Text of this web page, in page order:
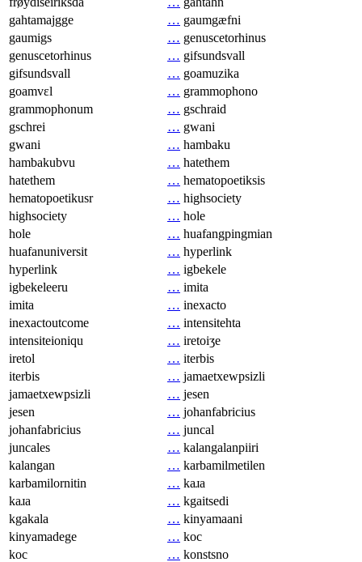
gahtamajgge
… gaumgæfni
gaumigs
… genuscetorhinus
genuscetorhinus
… gifsundsvall
gifsundsvall
… goamuzika
goamvɛl
… grammophono
grammophonum
… gschraid
gschrei
… gwani
gwani
… hambaku
hambakubvu
… hatethem
hatethem
… hematopoetiksis
hematopoetikusr
… highsociety
highsociety
… hole
hole
… huafangpingmian
huafanuniversit
… hyperlink
hyperlink
… igbekele
igbekeleeru
… imita
imita
… inexacto
inexactoutcome
… intensitehta
intensiteioniqu
… iretoiʒe
iretol
… iterbis
iterbis
… jamaetxewpsizli
jamaetxewpsizli
… jesen
jesen
… johanfabricius
johanfabricius
… juncal
juncales
… kalangalanpiiri
kalangan
… karbamilmetilen
karbamilornitin
… kaɹa
kaɹa
… kgaitsedi
kgakala
… kinyamaani
kinyamadege
… koc
koc
… konstsno